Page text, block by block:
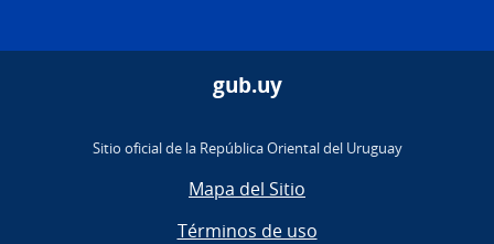
gub.uy
Sitio oficial de la República Oriental del Uruguay
Mapa del Sitio
Términos de uso